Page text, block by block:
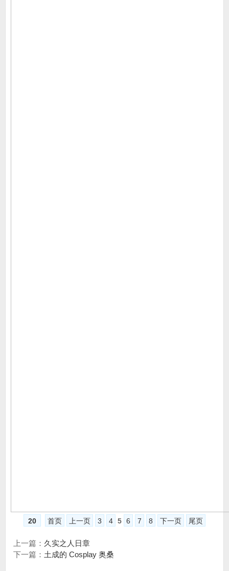
20 首页 上一页 3 4 5 6 7 8 下一页 尾页
上一篇： 久实之人日章
下一篇： 土成的 Cosplay 奥桑